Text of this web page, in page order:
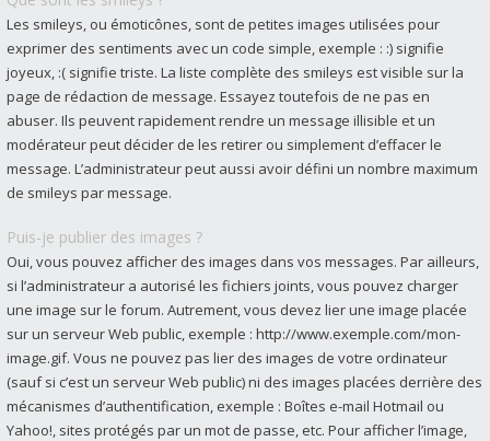
Les smileys, ou émoticônes, sont de petites images utilisées pour
exprimer des sentiments avec un code simple, exemple : :) signifie
joyeux, :( signifie triste. La liste complète des smileys est visible sur la
page de rédaction de message. Essayez toutefois de ne pas en
abuser. Ils peuvent rapidement rendre un message illisible et un
modérateur peut décider de les retirer ou simplement d’effacer le
message. L’administrateur peut aussi avoir défini un nombre maximum
de smileys par message.
Puis-je publier des images ?
Oui, vous pouvez afficher des images dans vos messages. Par ailleurs,
si l’administrateur a autorisé les fichiers joints, vous pouvez charger
une image sur le forum. Autrement, vous devez lier une image placée
sur un serveur Web public, exemple : http://www.exemple.com/mon-
image.gif. Vous ne pouvez pas lier des images de votre ordinateur
(sauf si c’est un serveur Web public) ni des images placées derrière des
mécanismes d’authentification, exemple : Boîtes e-mail Hotmail ou
Yahoo!, sites protégés par un mot de passe, etc. Pour afficher l’image,